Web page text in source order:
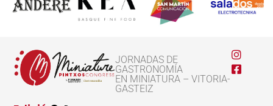
JORNADAS DE
GASTRONOMÍA
EN MINIATURA – VITORIA-
GASTEIZ